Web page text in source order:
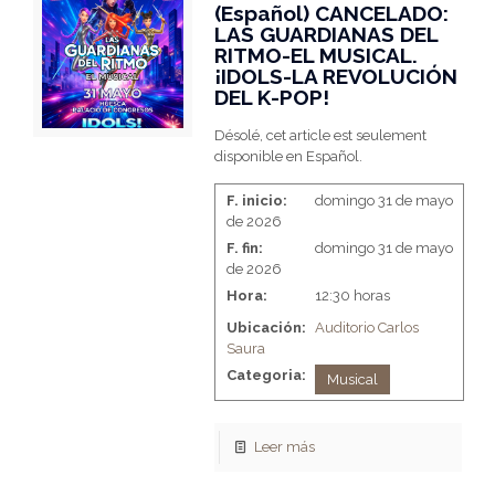
(Español) CANCELADO:
LAS GUARDIANAS DEL
RITMO-EL MUSICAL.
¡IDOLS-LA REVOLUCIÓN
DEL K-POP!
Désolé, cet article est seulement
disponible en Español.
F. inicio:
domingo 31 de mayo
de 2026
F. fin:
domingo 31 de mayo
de 2026
Hora:
12:30 horas
Ubicación: Auditorio Carlos
Saura
Categoria:
Musical
Leer más